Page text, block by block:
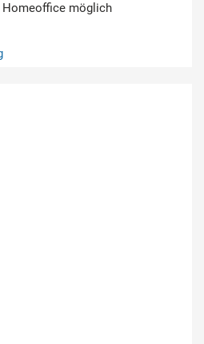
möglich